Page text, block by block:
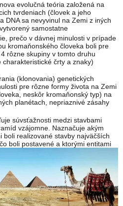
evolučná teória založená na
tvrdeniach (človek a jeho
DNA sa nevyvinul na Zemi z iných
samostatne
prečo v dávnej minulosti v prípade
kromaňonského človeka boli pre
rôzne skupiny v tomto druhu
črty a znaky)
(klonovania) genetických
pre rôzne formy života na Zemi
neskôr kromaňonský typ) na
planétach, nepriaznivé zásahy
súvsťažnosti medzi stavbami
vzájomne. Naznačuje akým
boli realizované stavby najväčších
boli postavené a ktorými entitami